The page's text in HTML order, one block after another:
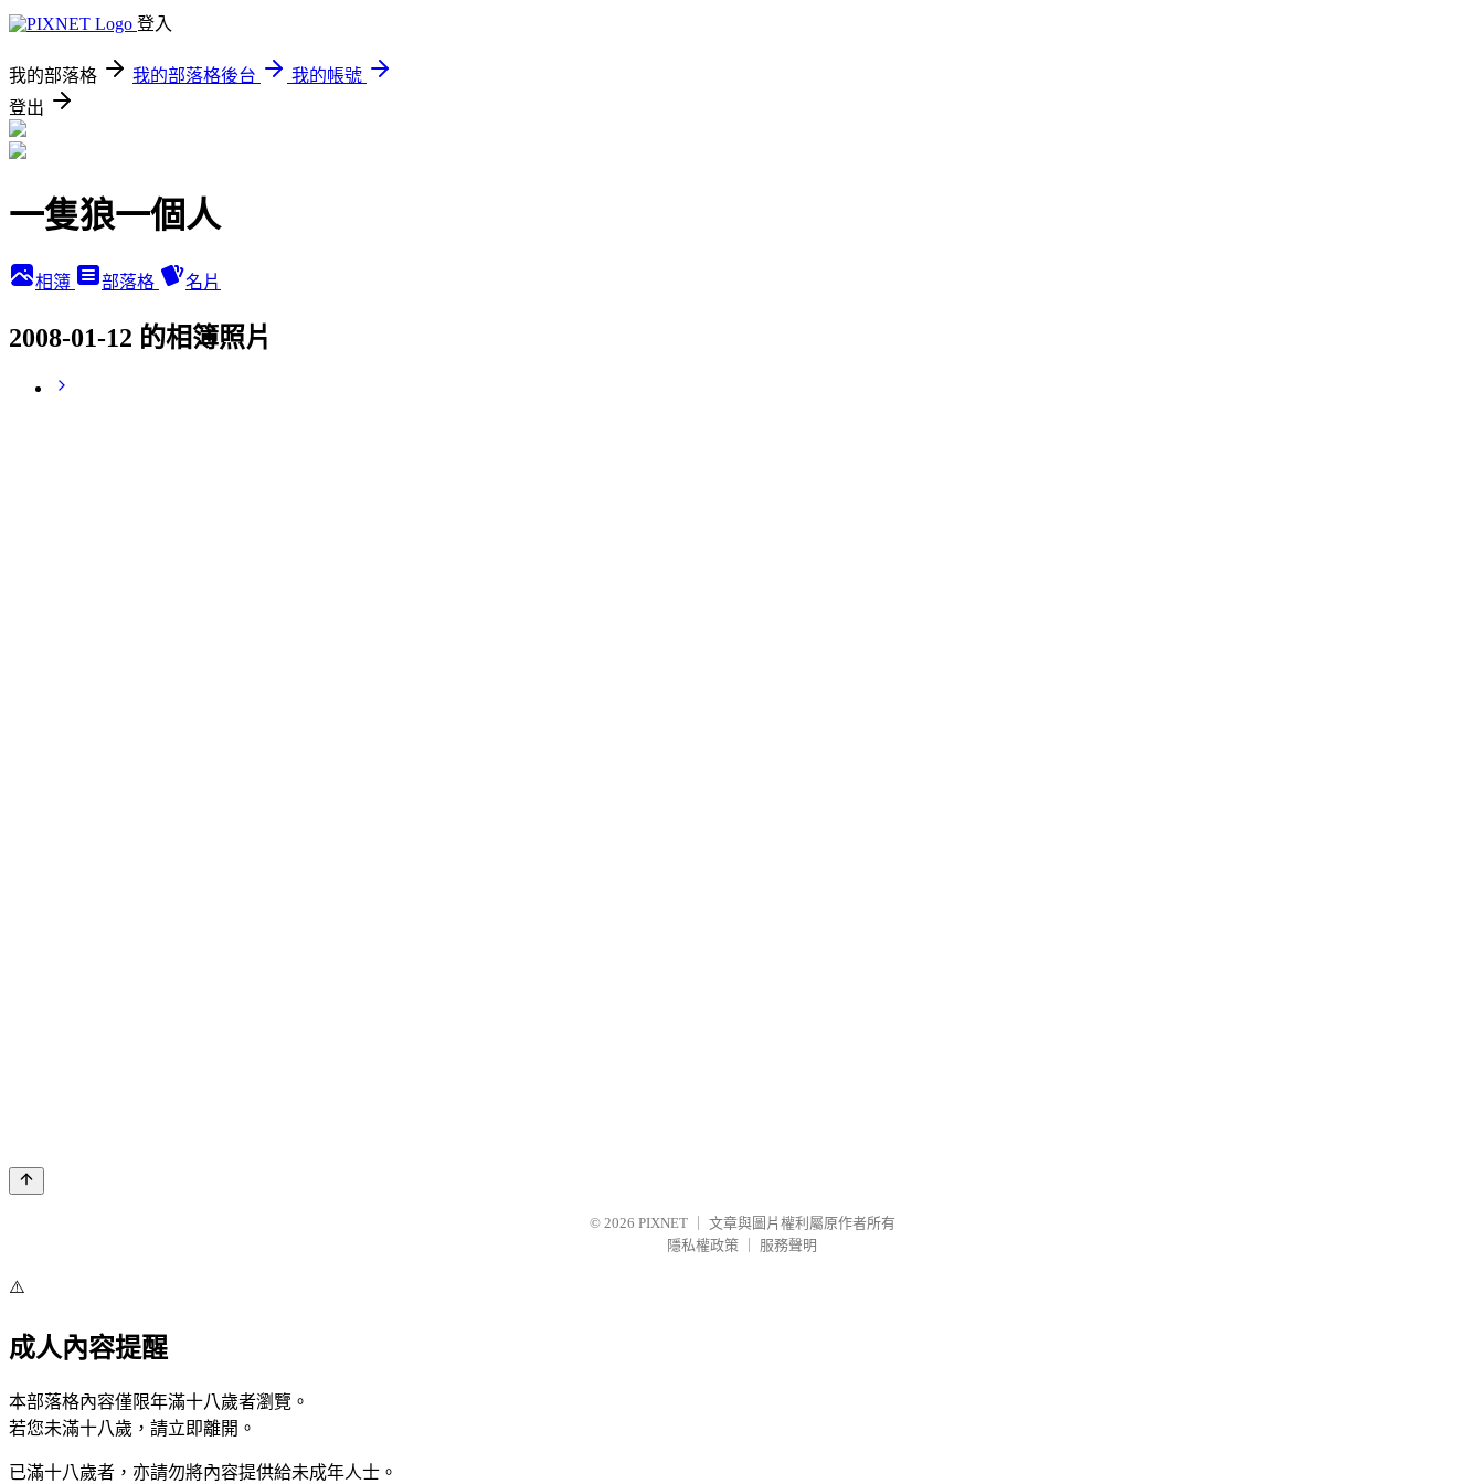
登入
我的部落格 我的部落格後台
我的帳號
登出
一隻狼一個人
相簿 部落格 名片
2008-01-12 的相簿照片
© 2026 PIXNET
文章與圖片權利屬原作者所有
隱私權政策
服務聲明
⚠️
成人內容提醒
本部落格內容僅限年滿十八歲者瀏覽。
若您未滿十八歲，請立即離開。
已滿十八歲者，亦請勿將內容提供給未成年人士。